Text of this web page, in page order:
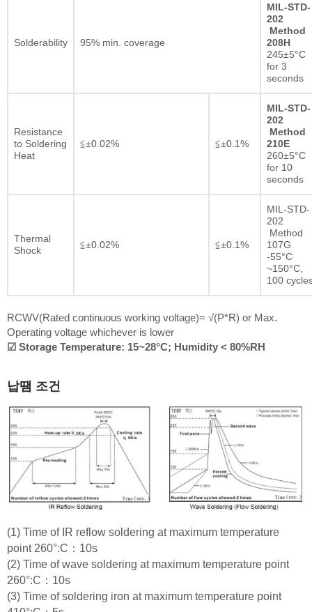
Solderability 95% min. coverage
MIL-STD-
202
Method
208H
245±5°C
for 3
seconds
Resistance
to Soldering
Heat
≦±0.02% ≦±0.1%
MIL-STD-
202
Method
210E
260±5°C
for 10
seconds
Thermal
Shock
≦±0.02% ≦±0.1%
MIL-STD-
202
Method
107G
-55°C
~150°C,
100
RCWV(Rated continuous working voltage)= √(P*R) or Max.
Operating voltage whichever is lower
☑ Storage Temperature: 15~28°C; Humidity < 80%RH
납땜 조건
(1) Time of IR reflow soldering at maximum temperature
point 260°:C：10s
(2) Time of wave soldering at maximum temperature point
260°:C：10s
(3) Time of soldering iron at maximum temperature point